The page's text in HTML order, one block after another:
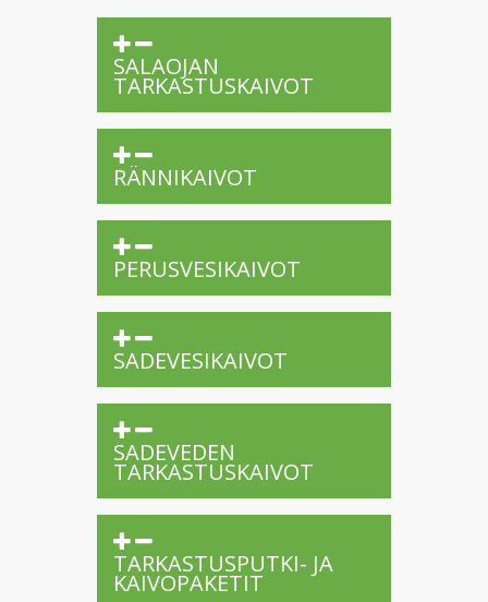
SALAOJAN
TARKASTUSKAIVOT
RÄNNIKAIVOT
PERUSVESIKAIVOT
SADEVESIKAIVOT
SADEVEDEN
TARKASTUSKAIVOT
TARKASTUSPUTKI- JA
KAIVOPAKETIT